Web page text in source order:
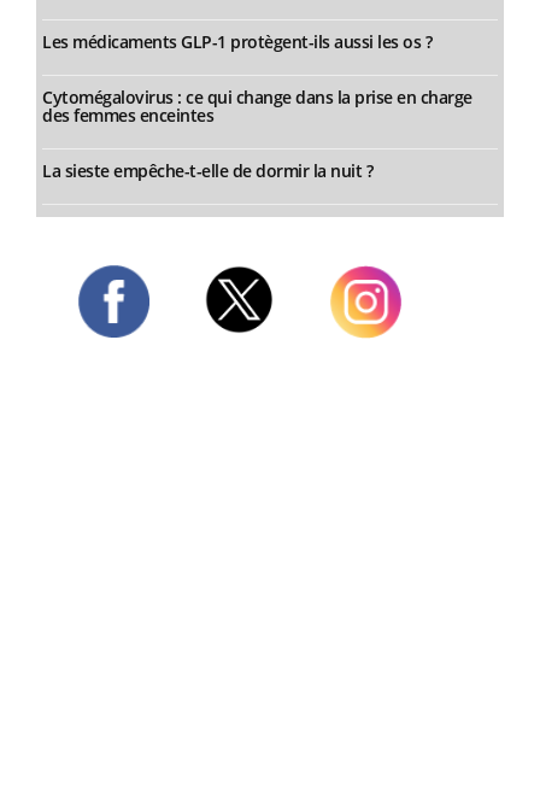
Les médicaments GLP-1 protègent-ils aussi les os ?
Cytomégalovirus : ce qui change dans la prise en charge
des femmes enceintes
La sieste empêche-t-elle de dormir la nuit ?